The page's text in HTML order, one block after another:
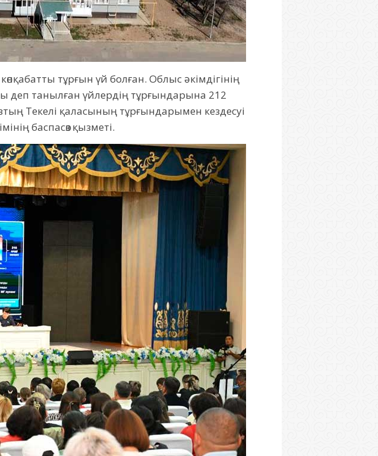
тұрғын үй болған. Облыс әкімдігінің
деп танылған үйлердің тұрғындарына 212
Текелі қаласының тұрғындарымен кездесуі
баспасөз қызметі.